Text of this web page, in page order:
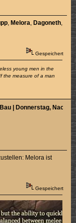
, Melora, Dagoneth,
Gespeichert
young men in the
the measure of a man
| Donnerstag,
Melora ist
Gespeichert